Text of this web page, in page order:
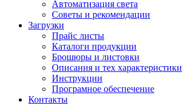
Автоматизация света
Советы и рекомендации
Загрузки
Прайс листы
Каталоги продукции
Брошюры и листовки
Описания и тех характеристики
Инструкции
Програмное обеспечение
Контакты